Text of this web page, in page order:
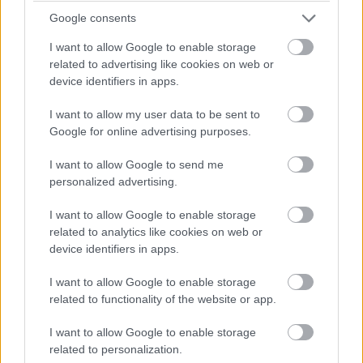
Google consents
I want to allow Google to enable storage
related to advertising like cookies on web or
device identifiers in apps.
I want to allow my user data to be sent to
Google for online advertising purposes.
I want to allow Google to send me
personalized advertising.
I want to allow Google to enable storage
related to analytics like cookies on web or
device identifiers in apps.
I want to allow Google to enable storage
related to functionality of the website or app.
I want to allow Google to enable storage
related to personalization.
harcoló lengyel autót. Nagyon szép versenyt teljesített az
Inter Europol, minden elismerést megérdemelnek.
Amit viszont le lehetne, az Frijns 10 másodperces
WRT emelőjével, így az utolsó kerékcserénél valamennyit
biztosan veszítenek majd.
A Próban Pier Guidi és Garcia között 50 másodperc
van. Ezt egy safety car éppen-éppen lenullázhatja még, de
erőből ezt még annyira se lehet itt ledolgozni, ahogy a 100-at
az amatőrök között.
A különbség nagyjából 1:40, lesz még 20 kör, ez